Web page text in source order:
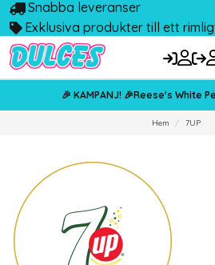
Snabba leveranser
Exklusiva produkter till ett
🎉 KAMPANJ! 🎉Reese's White
Hem 7UP